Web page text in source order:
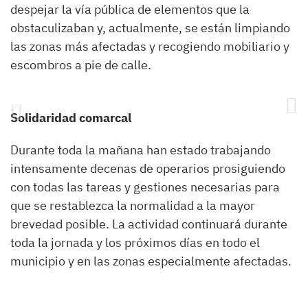
despejar la vía pública de elementos que la
obstaculizaban y, actualmente, se están limpiando
las zonas más afectadas y recogiendo mobiliario y
escombros a pie de calle.
Solidaridad comarcal
Durante toda la mañana han estado trabajando
intensamente decenas de operarios prosiguiendo
con todas las tareas y gestiones necesarias para
que se restablezca la normalidad a la mayor
brevedad posible. La actividad continuará durante
toda la jornada y los próximos días en todo el
municipio y en las zonas especialmente afectadas.